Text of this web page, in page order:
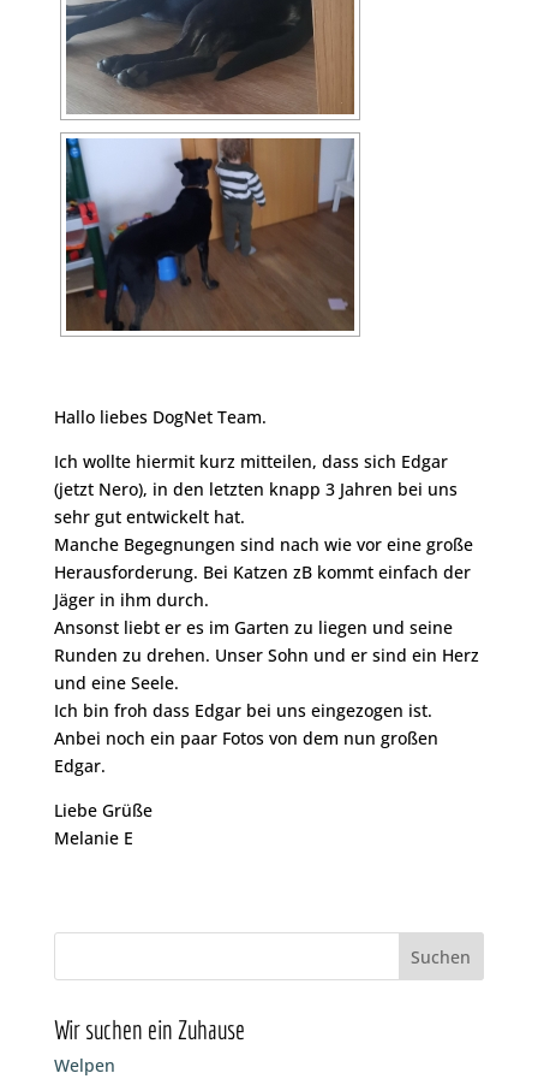
Hallo liebes DogNet Team.
Ich wollte hiermit kurz mitteilen, dass sich Edgar
(jetzt Nero), in den letzten knapp 3 Jahren bei uns
sehr gut entwickelt hat.
Manche Begegnungen sind nach wie vor eine große
Herausforderung. Bei Katzen zB kommt einfach der
Jäger in ihm durch.
Ansonst liebt er es im Garten zu liegen und seine
Runden zu drehen. Unser Sohn und er sind ein Herz
und eine Seele.
Ich bin froh dass Edgar bei uns eingezogen ist.
Anbei noch ein paar Fotos von dem nun großen
Edgar.
Liebe Grüße
Melanie E
Wir suchen ein Zuhause
Welpen